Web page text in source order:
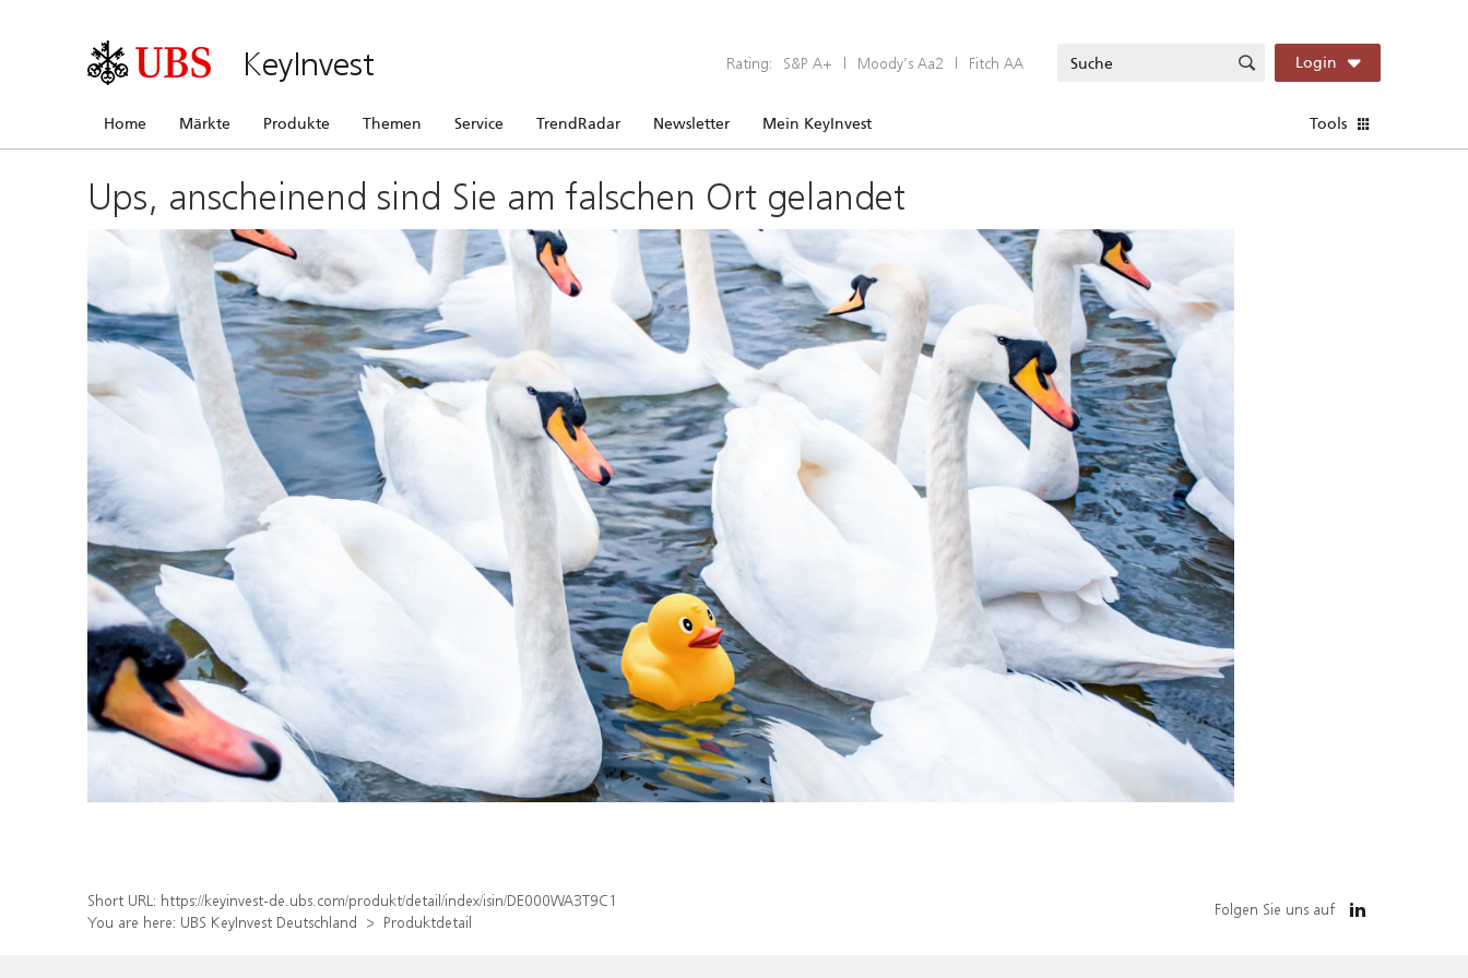
KeyInvest Rating: S&P A+ | Moody’s Aa2 | Fitch AA Login
Home Märkte Produkte Themen Service TrendRadar Newsletter Mein KeyInvest Tools
Ups, anscheinend sind Sie am falschen Ort gelandet
Short URL: https://keyinvest-de.ubs.com/produkt/detail/index/isin/DE000WA3T9C1
You are here: UBS KeyInvest Deutschland Produktdetail
Folgen Sie uns auf